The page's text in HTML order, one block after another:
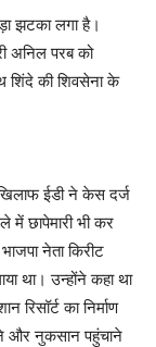
झटका लगा है।
अनिल परब को
शिंदे की शिवसेना के
खिलाफ ईडी ने केस दर्ज
में छापेमारी भी कर
नेता किरीट
था। उन्होंने कहा था
रिसॉर्ट का निर्माण
और नुकसान पहुंचाने